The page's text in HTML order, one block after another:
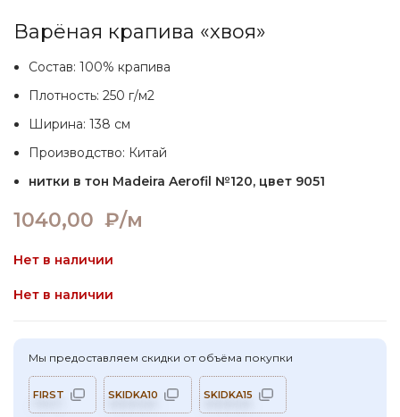
Варёная крапива «хвоя»
Состав: 100% крапива
Плотность: 250 г/м2
Ширина: 138 см
Производство: Китай
нитки в тон Madeira Aerofil №120, цвет 9051
1040,00 ₽/м
Нет в наличии
Нет в наличии
Мы предоставляем скидки от объёма покупки
FIRST SKIDKA10 SKIDKA15